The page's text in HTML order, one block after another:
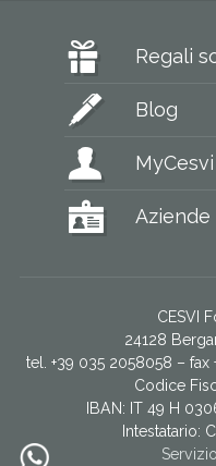
Regali
Blog
MyCesvi
Aziende
CESVI
24128
tel. +39 035 2058058 – fax
Codice
IBAN: IT 49 H
Intestatario: